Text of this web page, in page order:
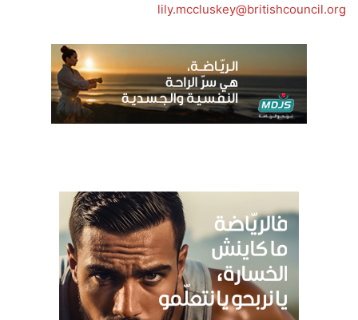
lily.mccluskey@britishcouncil.org